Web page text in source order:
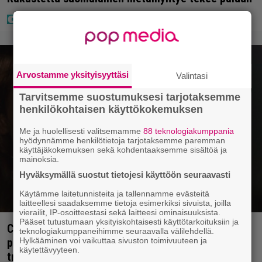
Cape Fear -näyttelijä muisteli Robert De Niron
paneutumista rooliinsa – ”Hän puhui kielillä ja
trailerissa oli urkuri”
Arvostamme yksityisyyttäsi Valintasi
Tarvitsemme suostumuksesi tarjotaksemme
henkilökohtaisen käyttökokemuksen
Me ja huolellisesti valitsemamme 88 teknologiakumppania
hyödynnämme henkilötietoja tarjotaksemme paremman
käyttäjäkokemuksen sekä kohdentaaksemme sisältöä ja
mainoksia.
Hyväksymällä suostut tietojesi käyttöön seuraavasti
Käytämme laitetunnisteita ja tallennamme evästeitä
laitteellesi saadaksemme tietoja esimerkiksi sivuista, joilla
vierailit, IP-osoitteestasi sekä laitteesi ominaisuuksista.
Pääset tutustumaan yksityiskohtaisesti käyttötarkoituksiin ja
teknologiakumppaneihimme seuraavalla välilehdellä.
Hylkääminen voi vaikuttaa sivuston toimivuuteen ja
käytettävyyteen.